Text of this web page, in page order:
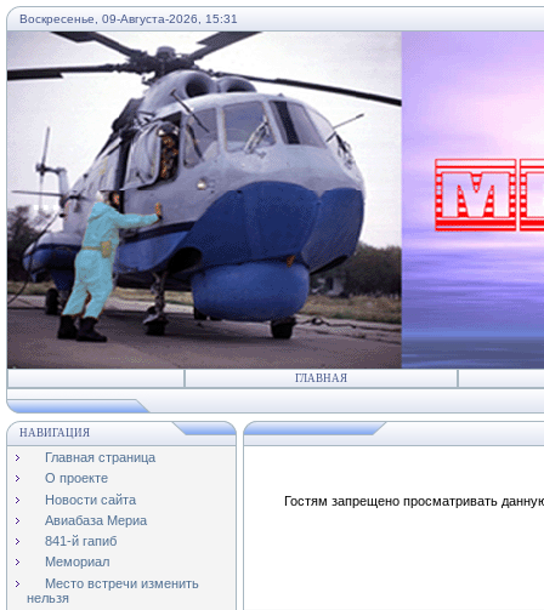
Воскресенье, 09-Августа-2026, 15:31
...
ГЛАВНАЯ
НАВИГАЦИЯ
Главная страница
О проекте
Новости сайта
Авиабаза Мериа
841-й гапиб
Мемориал
Место встречи изменить
нельзя
Гостям запрещено просматривать